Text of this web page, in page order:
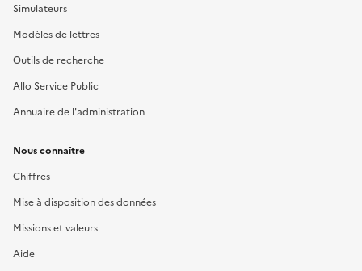
Simulateurs
Modèles de lettres
Outils de recherche
Allo Service Public
Annuaire de l'administration
Nous connaître
Chiffres
Mise à disposition des données
Missions et valeurs
Aide